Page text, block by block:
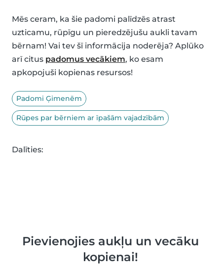
Mēs ceram, ka šie padomi palīdzēs atrast
uzticamu, rūpīgu un pieredzējušu aukli tavam
bērnam! Vai tev šī informācija noderēja? Aplūko
arī citus padomus vecākiem, ko esam
apkopojuši kopienas resursos!
Padomi Ģimenēm
Rūpes par bērniem ar īpašām vajadzībām
Dalīties:
Pievienojies aukļu un vecāku
kopienai!